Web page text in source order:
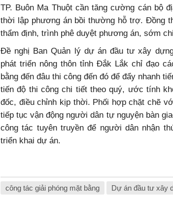
TP. Buôn Ma Thuột cần tăng cường cán bộ
thời lập phương án bồi thường hỗ trợ. Đồng
thẩm định, trình phê duyệt phương án, sớm
Đề nghị Ban Quản lý dự án đầu tư xây
phát triển nông thôn tỉnh Đắk Lắk chỉ đạo
bằng đến đâu thi công đến đó để đẩy nhanh
tiến độ thi công chi tiết theo quý, ước tính
đốc, điều chỉnh kịp thời. Phối hợp chặt chẽ
tiếp tục vận động người dân tự nguyện bàn
công tác tuyên truyền để người dân nhận
triển khai dự án.
công tác giải phóng mặt bằng Dự án đầu tư xây